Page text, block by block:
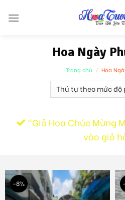
Hoa Ngày
Trang chủ / Hoa
“Giỏ Hoa Chúc Mừng
vào giỏ
-8%